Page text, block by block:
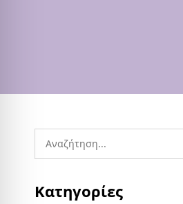
Κατηγορίες